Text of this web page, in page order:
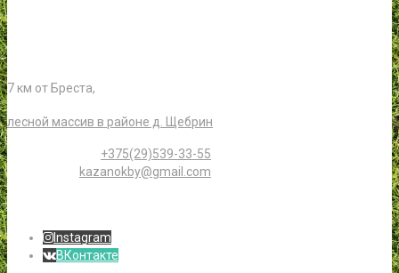
7 км от Бреста,
лесной массив в районе д. Щебрин
+375(29)539-33-55
kazanokby@gmail.com
Instagram
ВКонтакте